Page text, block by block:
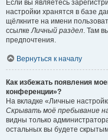
Если вы являетесь
настройки хранятся в базе
щёлкните на имени
ссылкеЛичный раздел. Там
предпочтения.
Вернуться к началу
Как избежать появления
конференции»?
На вкладке «Личные
Скрывать моё пребывание
видны только
остальных вы будете